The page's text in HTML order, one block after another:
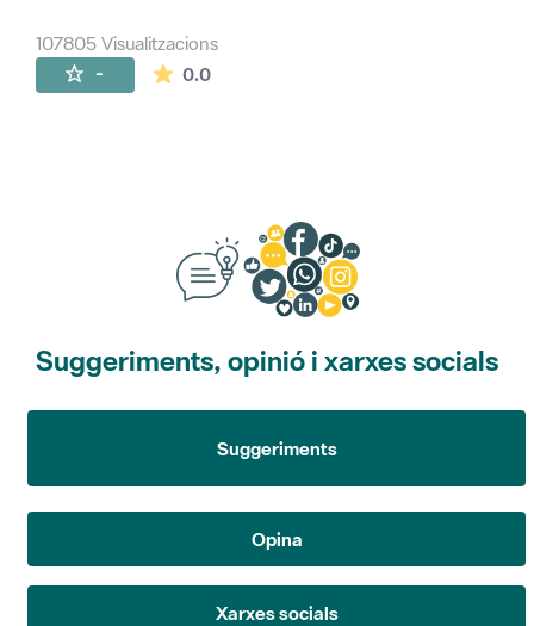
107805 Visualitzacions
- 0.0La mitjana de les valoracions és de 0
Suggeriments, opinió i xarxes socials
Suggeriments
Opina
Xarxes socials